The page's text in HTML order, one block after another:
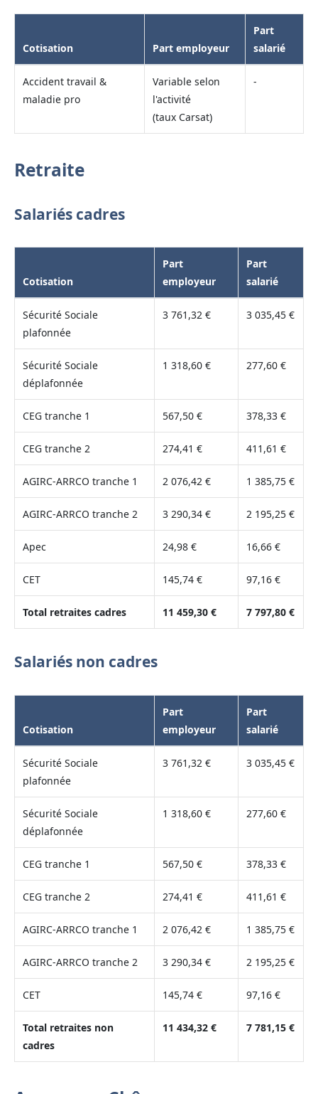
Cotisation Part employeur
Part
salarié
Accident travail &
maladie pro
Variable selon
l'activité
(taux Carsat)
-
Retraite
Salariés cadres
Cotisation
Part
employeur
Part
salarié
Sécurité Sociale
plafonnée
3 761,32 € 3 035,45 €
Sécurité Sociale
déplafonnée
1 318,60 € 277,60 €
CEG tranche 1 567,50 € 378,33 €
CEG tranche 2 274,41 € 411,61 €
AGIRC-ARRCO tranche 1 2 076,42 € 1 385,75 €
AGIRC-ARRCO tranche 2 3 290,34 € 2 195,25 €
Apec 24,98 € 16,66 €
CET 145,74 € 97,16 €
Total retraites cadres 11 459,30 € 7 797,80 €
Salariés non cadres
Cotisation
Part
employeur
Part
salarié
Sécurité Sociale
plafonnée
3 761,32 € 3 035,45 €
Sécurité Sociale
déplafonnée
1 318,60 € 277,60 €
CEG tranche 1 567,50 € 378,33 €
CEG tranche 2 274,41 € 411,61 €
AGIRC-ARRCO tranche 1 2 076,42 € 1 385,75 €
AGIRC-ARRCO tranche 2 3 290,34 € 2 195,25 €
CET 145,74 € 97,16 €
Total retraites non
cadres
11 434,32 € 7 781,15 €